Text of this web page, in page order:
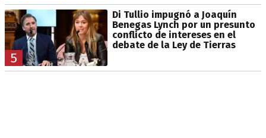
5
Di Tullio impugnó a Joaquín
Benegas Lynch por un presunto
conflicto de intereses en el
debate de la Ley de Tierras